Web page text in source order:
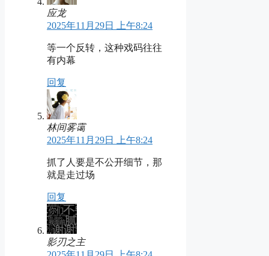
应龙
2025年11月29日 上午8:24
等一个反转，这种戏码往往
有内幕
回复
林间雾霭
2025年11月29日 上午8:24
抓了人要是不公开细节，那
就是走过场
回复
影刃之主